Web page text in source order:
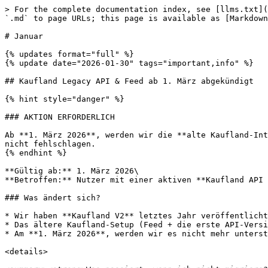
> For the complete documentation index, see [llms.txt](https://helpcenter.channable.com/llms.txt). Markdown versions of documentation pages are available by appending `.md` to page URLs; this page is available as [Markdown](https://helpcenter.channable.com/changelog/changelog-de/2026/januar.md).

# Januar

{% updates format="full" %}
{% update date="2026-01-30" tags="important,info" %}

## Kaufland Legacy API & Feed ab 1. März abgekündigt

{% hint style="danger" %}

### AKTION ERFORDERLICH

Ab **1. März 2026**, werden wir die **alte Kaufland-Integration** (Feed + Kaufland API V1). Migriere zu **Kaufland V2** vor diesem Datum, damit deine Listing-Updates nicht fehlschlagen.
{% endhint %}

**Gültig ab:** 1. März 2026\
**Betroffen:** Nutzer mit einer aktiven **Kaufland API V1** und/oder alter **Kaufland-Feed**

### Was ändert sich?

* Wir haben **Kaufland V2** letztes Jahr veröffentlicht.
* Das ältere Kaufland-Setup (Feed + die erste API-Version) ist abgekündigt.
* Am **1. März 2026**, werden wir es nicht mehr unterstützen und aus Channable entfernen.

<details>

<summary><strong>Was passiert, wenn ich nicht migriere?</strong></summary>

**Nach dem 1. März 2026**

* Dein alter Kaufland-Channel/Feed könnte aufhören, Updates zu synchronisieren (Bestand, Preis usw.).
* Wir bieten keine technische oder Fehlerbehebungsunterstützung für die alte Version an.
* Verpasste Updates können zu Ausfallzeiten deiner Listings und zu verlorenen Verkäufen führen.

</details>

### Was du tun musst

Folge den Schritten in unserem [Kaufland V2-Migrationsleitfaden](/list-advertise/list-and-advertise-de/auf-marktplatzen-verkaufen/kaufland/so-richtest-du-einen-kaufland-kanal-api-v2-ein.md).

{% hint style="warning" %}
Wenn die Migration wiederholt fehlschlägt, [kontaktiere den Support](https://helpcenter.channable.com/hc/en-us/articles/360016311759-How-can-I-contact-Channable). Bitte gib in deiner Nachricht deinen Projekt- und Kanalnamen an.
{% endhint %}
{% endupdate %}

{% update date="2026-01-29" tags="improvement,info" %}

## Das Hilfe-Center hat ein neues Design!

Wir haben das Hilfe-Center überarbeitet! Du findest vielleicht einiges an neuen Stellen. Im Laufe von 2026 verbessern und strukturieren wir die Inhalte weiter. So findest du dich im neuen Hilfe-Center zurecht:

* **Suchfunktion**: Nutze die Suchleiste, um Themen schnell zu finden.
* **Tabs**: Durchsuche auf der Startseite die Kategorien nach relevanten Bereichen.
* **Aktualisierungen im Changelog**: Schau dir die neuesten Änderungen und neuen Inhalte im Changelog-Tab an – dort bist du jetzt!

Bleib dran für weitere Verbesserungen, während wir dein Erlebnis weiter verbessern!

### Nutze die neue Navigation

Unser Hilfe-Center ist in Abschnitte gegliedert, die die Phasen der Arbeit mit Channable widerspiegeln.

Du kannst problemlos zwischen den Abschnitten navigieren, und das ist völlig in Ordnung! Diese Hauptbereiche findest du oben unter der Suchleiste.

Nutze innerhalb eines Abschnitts die Navigationsleiste links, um Unterabschnitte und Artikel zu erkunden.

Sowohl die [Suchfunktion](#search-for-an-article) und [GitBook Assistant ](#searching-for-an-answer-using-the-gitbook-assistant)durchsucht alle Bereiche, um dir die besten Antworten auf deine Fragen zu